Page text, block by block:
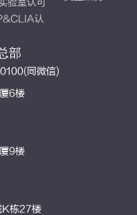
认
部
同微信)
6楼
9楼
K栋27楼